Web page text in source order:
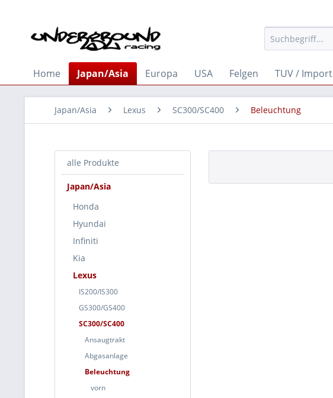
Home Japan/Asia Europa USA Felgen TUV / Import
Japan/Asia Lexus SC300/SC400 Beleuchtung
alle Produkte
Japan/Asia
Honda
Hyundai
Infiniti
Kia
Lexus
IS200/IS300
GS300/GS400
SC300/SC400
Ansaugtrakt
Abgasanlage
Beleuchtung
vorn